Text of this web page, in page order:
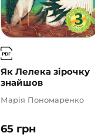
Як Лелека зірочку
знайшов
65 грн
Марія Пономаренко